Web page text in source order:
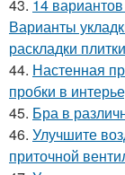
43. 14
Варианты
раскладки
44. Настенная
пробки в
45. Бра в
46. Улучшите
приточной